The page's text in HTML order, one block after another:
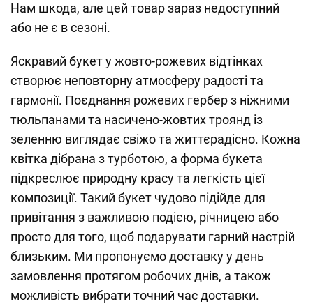
Нам шкода, але цей товар зараз недоступний
або не є в сезоні.
Яскравий букет у жовто-рожевих відтінках
створює неповторну атмосферу радості та
гармонії. Поєднання рожевих гербер з ніжними
тюльпанами та насичено-жовтих троянд із
зеленню виглядає свіжо та життєрадісно. Кожна
квітка дібрана з турботою, а форма букета
підкреслює природну красу та легкість цієї
композиції. Такий букет чудово підійде для
привітання з важливою подією, річницею або
просто для того, щоб подарувати гарний настрій
близьким. Ми пропонуємо доставку у день
замовлення протягом робочих днів, а також
можливість вибрати точний час доставки.